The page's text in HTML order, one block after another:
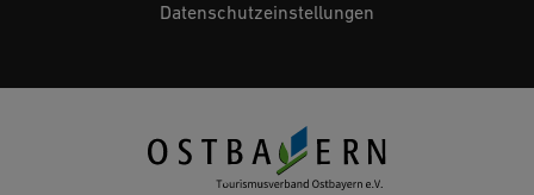
Datenschutzeinstellungen